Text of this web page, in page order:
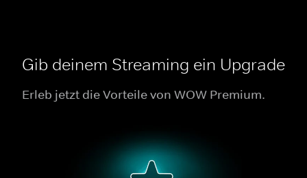
Gib deinem Streaming ein Upgrade
Erleb jetzt die Vorteile von WOW Premium.